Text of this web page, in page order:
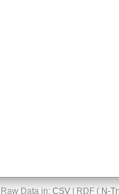
Raw Data in: CSV| RDF ( N-